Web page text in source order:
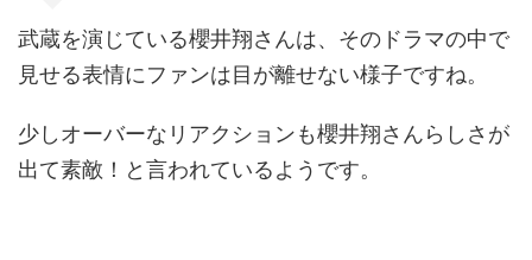
武蔵を演じている櫻井翔さんは、そのドラマの中で
見せる表情にファンは目が離せない様子ですね。
少しオーバーなリアクションも櫻井翔さんらしさが
出て素敵！と言われているようです。